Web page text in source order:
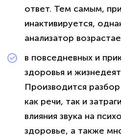
ответ. Тем самым,
инактивируется,
анализатор
в повседневных и
здоровья и
Производится
как речи, так и
влияния звука на
здоровье, а также